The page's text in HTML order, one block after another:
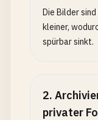
Die Bilder
kleiner,
spürbar sinkt.
2.
privater